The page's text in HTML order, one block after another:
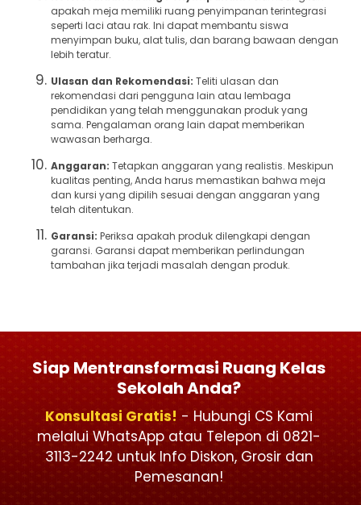
apakah meja memiliki ruang penyimpanan terintegrasi
seperti laci atau rak. Ini dapat membantu siswa
menyimpan buku, alat tulis, dan barang bawaan dengan
lebih teratur.
Ulasan dan Rekomendasi: Teliti ulasan dan
rekomendasi dari pengguna lain atau lembaga
pendidikan yang telah menggunakan produk yang
sama. Pengalaman orang lain dapat memberikan
wawasan berharga.
Anggaran: Tetapkan anggaran yang realistis. Meskipun
kualitas penting, Anda harus memastikan bahwa meja
dan kursi yang dipilih sesuai dengan anggaran yang
telah ditentukan.
Garansi: Periksa apakah produk dilengkapi dengan
garansi. Garansi dapat memberikan perlindungan
tambahan jika terjadi masalah dengan produk.
Siap Mentransformasi Ruang Kelas
Sekolah Anda?
Konsultasi Gratis! - Hubungi CS Kami
melalui WhatsApp atau Telepon di 0821-
3113-2242 untuk Info Diskon, Grosir dan
Pemesanan!